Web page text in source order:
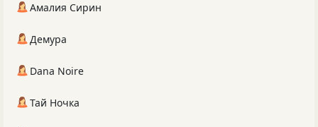
Амалия Сирин
Демура
Dana Noire
Тай Ночка